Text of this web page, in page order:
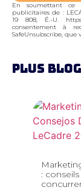
En soumettant ce
publicitaires de :
19 808, É.-U.
consentement à
SafeUnsubscribe, que
PLUS
: